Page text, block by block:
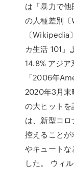
は「暴力で
の人種差別
〔Wikipedia
カ生活 101」
14.8% アジ
「2006年
2020年3月末
の大ヒットを
は、新型コ
控えることが
やキュートな
した。 ウィ